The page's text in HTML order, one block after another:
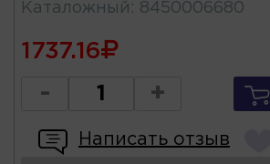
Каталожный : 8450006680
1737.16
- +
Написать отзыв